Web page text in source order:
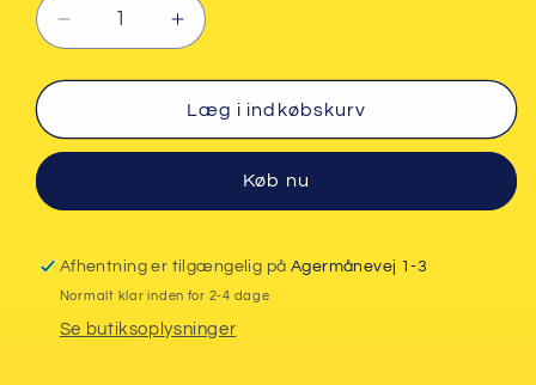
Reducer
antallet
for
HUB,
HVID
Øg
antallet
for
Ajax
HUB,
HVID
Læg i indkøbskurv
Køb nu
Afhentning er tilgængelig på Agermånevej 1-3
Normalt klar inden for 2-4 dage
Se butiksoplysninger